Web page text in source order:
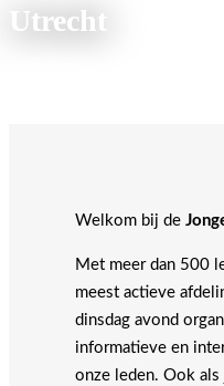
Utrecht
Welkom bij de
Met meer dan 500
meest actieve
dinsdag avond
informatieve en
onze leden. Ook